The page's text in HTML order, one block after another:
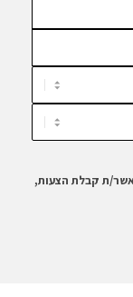
ת קבלת הצעות,